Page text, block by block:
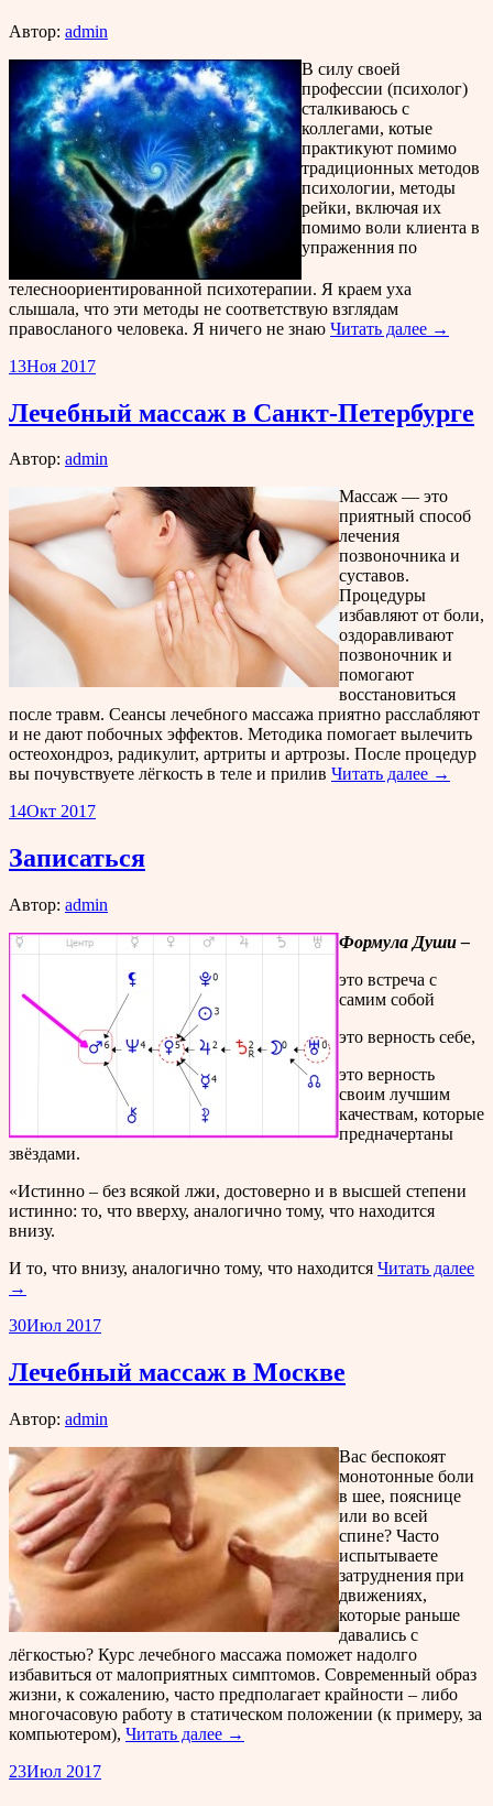
Автор: admin
В силу своей
профессии (психолог)
сталкиваюсь с
коллегами, котые
практикуют помимо
традиционных методов
психологии, методы
рейки, включая их
помимо воли клиента в
упраженния по
телесноориентированной психотерапии. Я краем уха
слышала, что эти методы не соответствую взглядам
правосланого человека. Я ничего не знаю Читать далее →
13Ноя 2017
Лечебный массаж в Санкт-Петербурге
Автор: admin
Массаж — это
приятный способ
лечения
позвоночника и
суставов.
Процедуры
избавляют от боли,
оздоравливают
позвоночник и
помогают
восстановиться
после травм. Сеансы лечебного массажа приятно расслабляют
и не дают побочных эффектов. Методика помогает вылечить
остеохондроз, радикулит, артриты и артрозы. После процедур
вы почувствуете лёгкость в теле и прилив Читать далее →
14Окт 2017
Записаться
Автор: admin
Формула Души –
это встреча с
самим собой
это верность себе,
это верность
своим лучшим
качествам, которые
предначертаны
звёздами.
«Истинно – без всякой лжи, достоверно и в высшей степени
истинно: то, что вверху, аналогично тому, что находится
внизу.
И то, что внизу, аналогично тому, что находится Читать далее
→
30Июл 2017
Лечебный массаж в Москве
Автор: admin
Вас беспокоят
монотонные боли
в шее, пояснице
или во всей
спине? Часто
испытываете
затруднения при
движениях,
которые раньше
давались с
лёгкостью? Курс лечебного массажа поможет надолго
избавиться от малоприятных симптомов. Современный образ
жизни, к сожалению, часто предполагает крайности – либо
многочасовую работу в статическом положении (к примеру, за
компьютером), Читать далее →
23Июл 2017